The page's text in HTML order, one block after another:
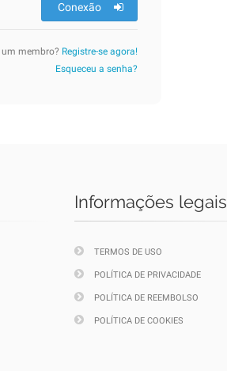
Conexão
membro? Registre-se agora!
Esqueceu a senha?
Informações legais
TERMOS DE USO
POLÍTICA DE PRIVACIDADE
POLÍTICA DE REEMBOLSO
POLÍTICA DE COOKIES